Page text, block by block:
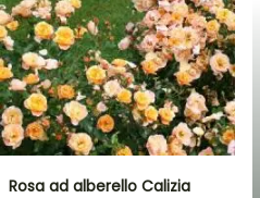
Rosa ad alberello Calizia